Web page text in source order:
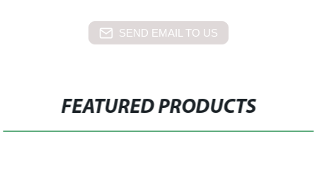
SEND EMAIL TO US
FEATURED PRODUCTS